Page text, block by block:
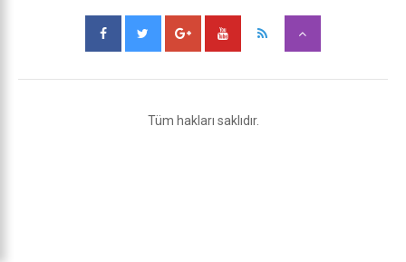
Tüm hakları saklıdır.